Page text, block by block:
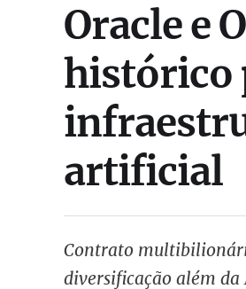
Oracle e
histórico
artificial
Contrato
diversificação além da